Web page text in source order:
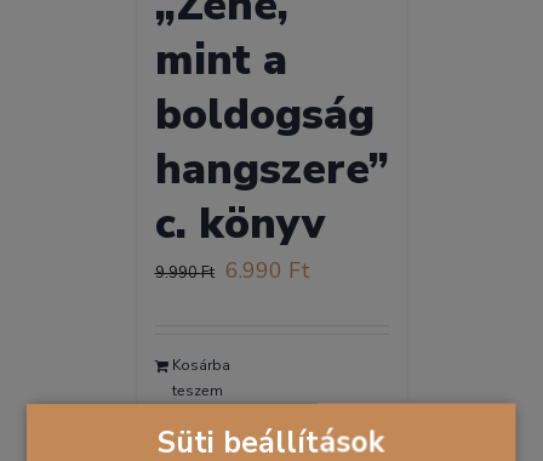
Süti beállítások
mint a
boldogság
hangszere”
c. könyv
9.990Ft Original
9.990 Ft.
6.990 FtCurrent
Kosárba
teszem